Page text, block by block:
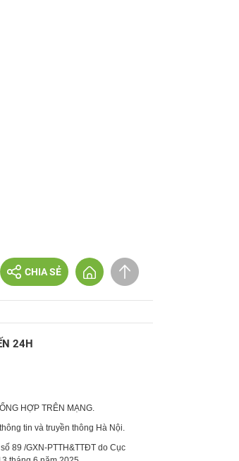
CHIA SẺ
24H
HỢP TRÊN MẠNG.
tin và truyền thông Hà Nội.
89 /GXN-PTTH&TTĐT do Cục